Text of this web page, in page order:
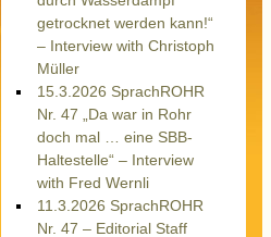
getrocknet werden kann!“
– Interview with Christoph
Müller
15.3.2026 SprachROHR
Nr. 47 „Da war in Rohr
doch mal … eine SBB-
Haltestelle“ – Interview
with Fred Wernli
11.3.2026 SprachROHR
Nr. 47 – Editorial Staff